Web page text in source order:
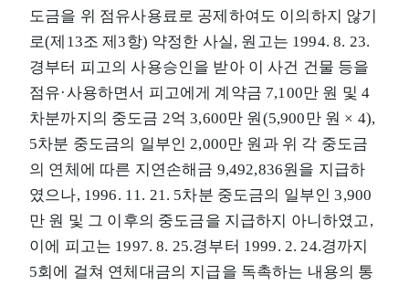
도금을 위 점유사용료로 공제하여도 이의하지 않기
로(제13조 제3항) 약정한 사실, 원고는 1994. 8. 23.
경부터 피고의 사용승인을 받아 이 사건 건물 등을
점유·사용하면서 피고에게 계약금 7,100만 원 및 4
차분까지의 중도금 2억 3,600만 원(5,900만 원 × 4),
5차분 중도금의 일부인 2,000만 원과 위 각 중도금
의 연체에 따른 지연손해금 9,492,836원을 지급하
였으나, 1996. 11. 21. 5차분 중도금의 일부인 3,900
만 원 및 그 이후의 중도금을 지급하지 아니하였고,
이에 피고는 1997. 8. 25.경부터 1999. 2. 24.경까지
5회에 걸쳐 연체대금의 지급을 독촉하는 내용의 통